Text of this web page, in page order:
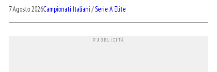
7 Agosto 2026Campionati Italiani /Serie A Elite